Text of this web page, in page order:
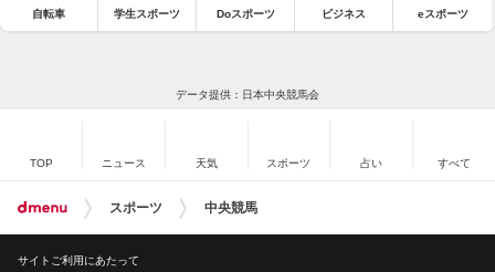
自転車 学生スポーツ Doスポーツ ビジネス eスポーツ
データ提供：日本中央競馬会
TOP ニュース 天気 スポーツ 占い すべて
スポーツ 中央競馬
サイトご利用にあたって